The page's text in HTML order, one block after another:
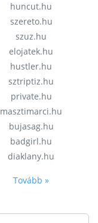
huncut.hu
szereto.hu
szuz.hu
elojatek.hu
hustler.hu
sztriptiz.hu
private.hu
masztimarci.hu
bujasag.hu
badgirl.hu
diaklany.hu
Tovább »